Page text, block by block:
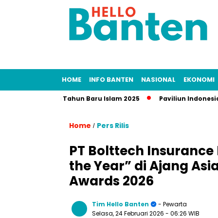
HOME INFO BANTEN NASIONAL EKONOMI
Panjang Tahun Baru Islam 2025 Paviliun Indonesia di
Home / Pers Rilis
PT Bolttech
the Year” di Ajang
Awards 2026
Tim Hello Banten
- Pewarta
Selasa, 24 Februari 2026 - 06:26 WIB